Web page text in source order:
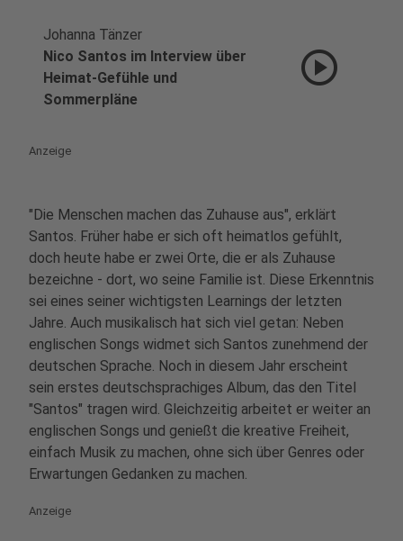
Johanna Tänzer
Nico Santos im Interview über
Heimat-Gefühle und
Sommerpläne
play_circle
Anzeige
"Die Menschen machen das Zuhause aus", erklärt
Santos. Früher habe er sich oft heimatlos gefühlt,
doch heute habe er zwei Orte, die er als Zuhause
bezeichne - dort, wo seine Familie ist. Diese Erkenntnis
sei eines seiner wichtigsten Learnings der letzten
Jahre. Auch musikalisch hat sich viel getan: Neben
englischen Songs widmet sich Santos zunehmend der
deutschen Sprache. Noch in diesem Jahr erscheint
sein erstes deutschsprachiges Album, das den Titel
"Santos" tragen wird. Gleichzeitig arbeitet er weiter an
englischen Songs und genießt die kreative Freiheit,
einfach Musik zu machen, ohne sich über Genres oder
Erwartungen Gedanken zu machen.
Anzeige